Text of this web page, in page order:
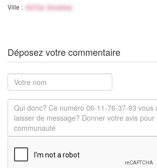
Ville : Ville Inconnu
Déposez votre commentaire